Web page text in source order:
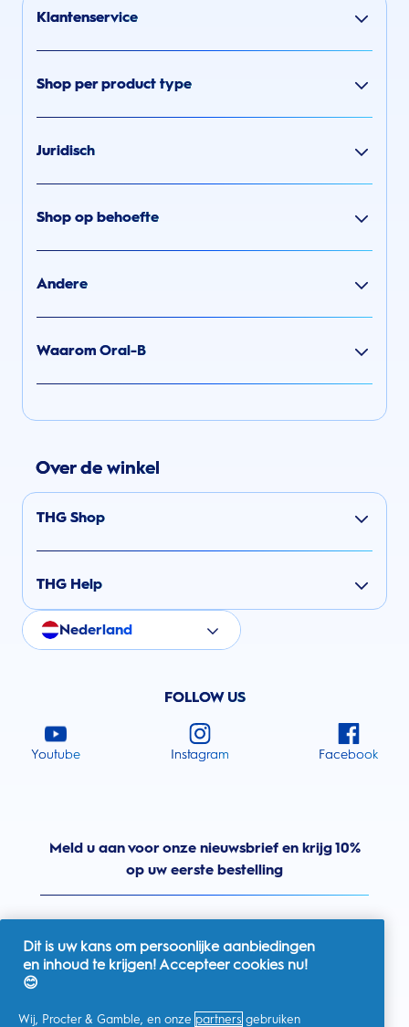
Klantenservice
Shop per product type
Juridisch
Shop op behoefte
Andere
Waarom Oral-B
Over de winkel
THG Shop
THG Help
Nederland
FOLLOW US
Youtube Instagram Facebook
Meld u aan voor onze nieuwsbrief en krijg 10%
op uw eerste bestelling
Dit is uw kans om persoonlijke aanbiedingen
en inhoud te krijgen! Accepteer cookies nu!
😊
Wij, Procter & Gamble, en onze partners gebruiken